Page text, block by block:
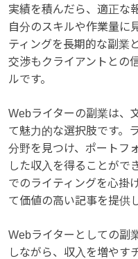
実績を積んだら、適正な
自分のスキルや作業量に
ティングを長期的な副業
交渉もクライアントとの
ルです。
Webライターの副業は、
て魅力的な選択肢です。
分野を見つけ、ポートフ
した収入を得ることがで
でのライティングを心掛
て価値の高い記事を提供
Webライターとしての副
しながら、収入を増やす